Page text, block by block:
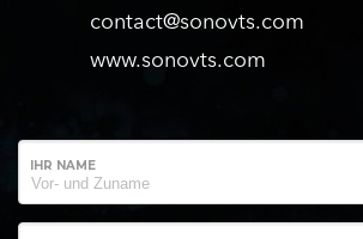
contact@sonovts.com
www.sonovts.com
IHR NAME